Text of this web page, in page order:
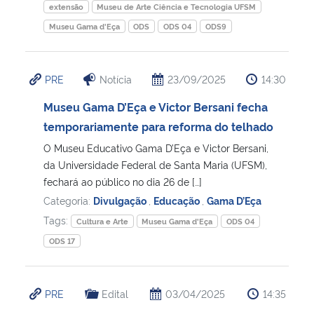
Ministério do Desenvolvimento Regional
Ministério da Mulher, da Família e dos Direitos Humanos
Secretaria-Geral
Gabinete de Segurança Institucional
Advocacia-Geral da União
Banco Central do Brasil
extensão
Museu de Arte Ciência e Tecnologia UFSM
Museu Gama d'Eça
ODS ODS 04 ODS9
PRE Notícia 23/09/2025 14:30
Museu Gama D’Eça e Victor Bersani fecha
temporariamente para reforma do telhado
O Museu Educativo Gama D’Eça e Victor Bersani,
da Universidade Federal de Santa Maria (UFSM),
fechará ao público no dia 26 de […]
Categoria: Divulgação Educação Gama D’Eça
Tags:
Cultura e Arte Museu Gama d'Eça
ODS 04
ODS 17
PRE Edital 03/04/2025 14:35